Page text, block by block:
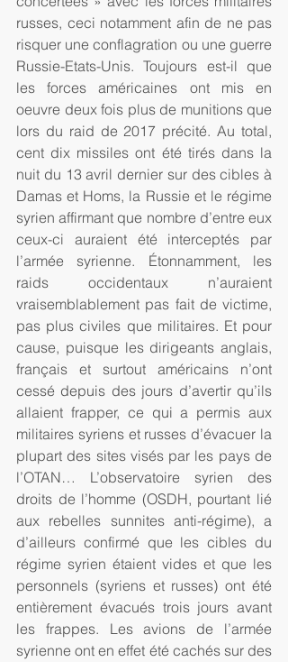
russes, ceci notamment afin de ne pas
risquer une conflagration ou une guerre
Russie-Etats-Unis. Toujours est-il que
les forces américaines ont mis en
oeuvre deux fois plus de munitions que
lors du raid de 2017 précité. Au total,
cent dix missiles ont été tirés dans la
nuit du 13 avril dernier sur des cibles à
Damas et Homs, la Russie et le régime
syrien affirmant que nombre d’entre eux
ceux-ci auraient été interceptés par
l’armée syrienne. Étonnamment, les
raids occidentaux n’auraient
vraisemblablement pas fait de victime,
pas plus civiles que militaires. Et pour
cause, puisque les dirigeants anglais,
français et surtout américains n’ont
cessé depuis des jours d’avertir qu’ils
allaient frapper, ce qui a permis aux
militaires syriens et russes d’évacuer la
plupart des sites visés par les pays de
l’OTAN… L’observatoire syrien des
droits de l’homme (OSDH, pourtant lié
aux rebelles sunnites anti-régime), a
d’ailleurs confirmé que les cibles du
régime syrien étaient vides et que les
personnels (syriens et russes) ont été
entièrement évacués trois jours avant
les frappes. Les avions de l’armée
syrienne ont en effet été cachés sur des